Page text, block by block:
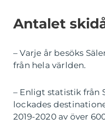
Antalet
– Varje år besöks
från hela världen.
– Enligt statistik från
lockades
2019-2020 av över